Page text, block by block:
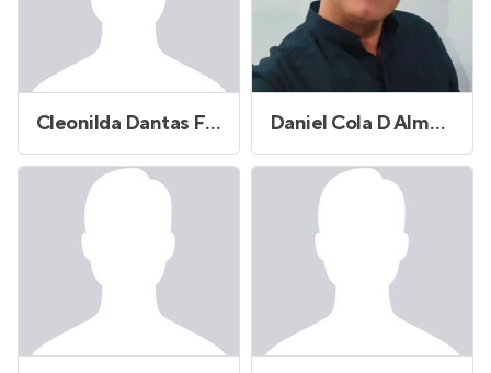
Cleonilda Dantas Ferreira Daniel Cola D Almeida Carreiro